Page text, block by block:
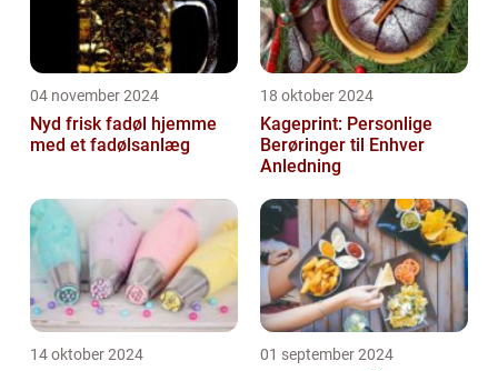
04 november 2024
Nyd frisk fadøl hjemme
med et fadølsanlæg
18 oktober 2024
Kageprint: Personlige
Berøringer til Enhver
Anledning
14 oktober 2024 01 september 2024